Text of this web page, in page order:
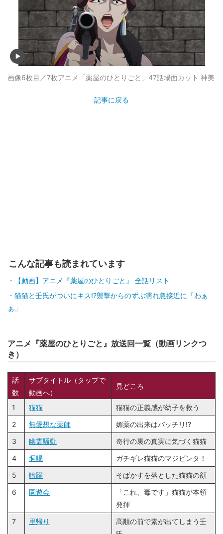
画像6枚目／7枚アニメ「薬屋のひとりごと」47話場面カット 神美
記事に戻る
こんな記事も読まれています
【動画】アニメ『薬屋のひとりごと』 全話リスト
猫猫と壬氏がついにキス!?襲撃からのずぶ濡れ急接近に「わぁ
ぁ」
アニメ『薬屋のひとりごと』放送回一覧（動画リンクつ
き）
話
数
サブタイトル（タップで
動画へ）
見どころ
1 猫猫
猫猫の正義感が幼子を救う
2
無愛想な薬師
媚薬の出来はバッチリ!?
3
幽霊騒動
奇行の裏の真実に気づく猫猫
4
恫喝
ガチギレ猫猫のマジビンタ！
5
暗躍
そばかすを落とした猫猫の顔
6
園遊会
「これ、毒です」猫猫が本領
発揮
7
里帰り
高順の前で素が出てしまう壬